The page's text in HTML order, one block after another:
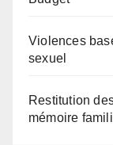
Violences
sexuel
Restitution
mémoire